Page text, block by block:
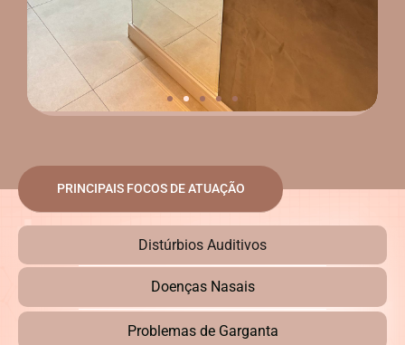
PRINCIPAIS FOCOS DE ATUAÇÃO
Distúrbios Auditivos
Doenças Nasais
Problemas de Garganta